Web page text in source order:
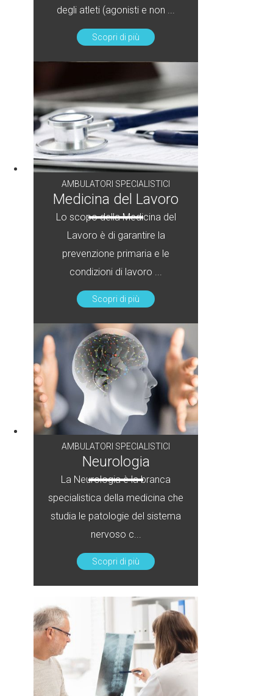
degli atleti (agonisti e non ...
Scopri di più
AMBULATORI SPECIALISTICI
Medicina del Lavoro
Lo scopo della Medicina del
Lavoro è di garantire la
prevenzione primaria e le
condizioni di lavoro ...
Scopri di più
AMBULATORI SPECIALISTICI
Neurologia
La Neurologia è la branca
specialistica della medicina che
studia le patologie del sistema
nervoso c...
Scopri di più